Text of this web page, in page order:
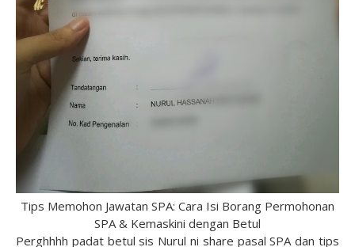
Tips Memohon Jawatan SPA: Cara Isi Borang Permohonan
SPA & Kemaskini dengan Betul
Perghhhh padat betul sis Nurul ni share pasal SPA dan tips